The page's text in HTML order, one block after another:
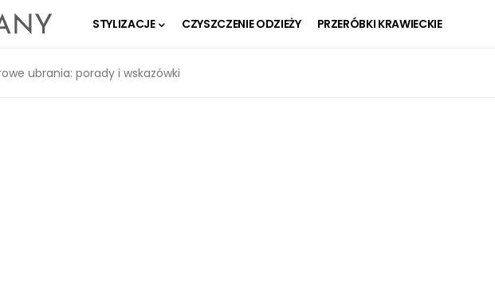
STYLIZACJE CZYSZCZENIE ODZIEŻY PRZERÓBKI KRAWIECKIE
ubrania: porady i wskazówki